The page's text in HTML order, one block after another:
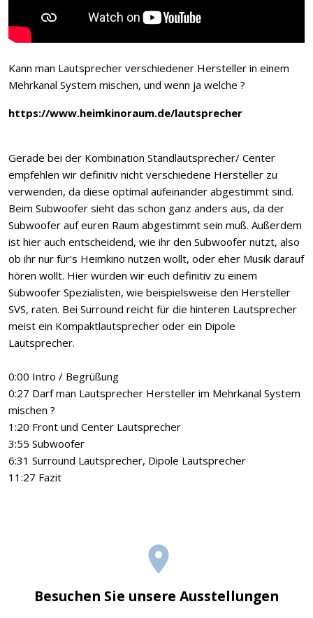
Kann man Lautsprecher verschiedener Hersteller in einem
Mehrkanal System mischen, und wenn ja welche ?
https://www.heimkinoraum.de/lautsprecher
Gerade bei der Kombination Standlautsprecher/ Center
empfehlen wir definitiv nicht verschiedene Hersteller zu
verwenden, da diese optimal aufeinander abgestimmt sind.
Beim Subwoofer sieht das schon ganz anders aus, da der
Subwoofer auf euren Raum abgestimmt sein muß. Außerdem
ist hier auch entscheidend, wie ihr den Subwoofer nutzt, also
ob ihr nur für's Heimkino nutzen wollt, oder eher Musik darauf
hören wollt. Hier würden wir euch definitiv zu einem
Subwoofer Spezialisten, wie beispielsweise den Hersteller
SVS, raten. Bei Surround reicht für die hinteren Lautsprecher
meist ein Kompaktlautsprecher oder ein Dipole
Lautsprecher.
0:00 Intro / Begrüßung
0:27 Darf man Lautsprecher Hersteller im Mehrkanal System
mischen ?
1:20 Front und Center Lautsprecher
3:55 Subwoofer
6:31 Surround Lautsprecher, Dipole Lautsprecher
11:27 Fazit
Besuchen Sie unsere Ausstellungen